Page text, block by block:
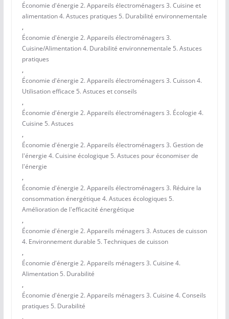
Économie d'énergie 2. Appareils électroménagers 3. Cuisine et
alimentation 4. Astuces pratiques 5. Durabilité environnementale
,
Économie d'énergie 2. Appareils électroménagers 3.
Cuisine/Alimentation 4. Durabilité environnementale 5. Astuces
pratiques
,
Économie d'énergie 2. Appareils électroménagers 3. Cuisson 4.
Utilisation efficace 5. Astuces et conseils
,
Économie d'énergie 2. Appareils électroménagers 3. Écologie 4.
Cuisine 5. Astuces
,
Économie d'énergie 2. Appareils électroménagers 3. Gestion de
l'énergie 4. Cuisine écologique 5. Astuces pour économiser de
l'énergie
,
Économie d'énergie 2. Appareils électroménagers 3. Réduire la
consommation énergétique 4. Astuces écologiques 5.
Amélioration de l'efficacité énergétique
,
Économie d'énergie 2. Appareils ménagers 3. Astuces de cuisson
4. Environnement durable 5. Techniques de cuisson
,
Économie d'énergie 2. Appareils ménagers 3. Cuisine 4.
Alimentation 5. Durabilité
,
Économie d'énergie 2. Appareils ménagers 3. Cuisine 4. Conseils
pratiques 5. Durabilité
,